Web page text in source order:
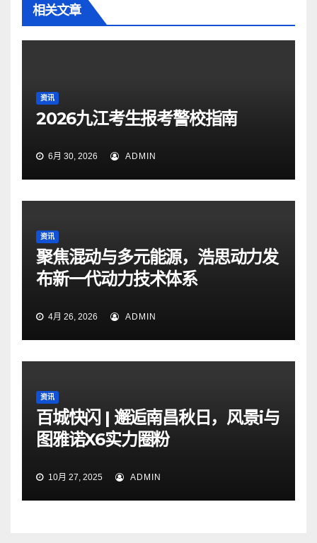
相关文章
资讯
2026九江考生报考警校指南
6月 30, 2026 ADMIN
资讯
聚焦混动与多元能源，浩思动力发
布新一代动力技术体系
4月 26, 2026 ADMIN
资讯
百城快闪 | 邂逅南昌秋日，风景i与
图雅诺X6实力圈粉
10月 27, 2025 ADMIN